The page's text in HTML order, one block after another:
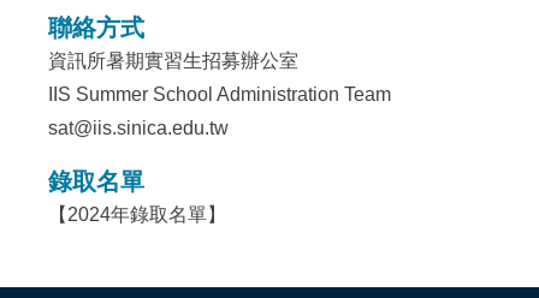
聯絡方式
資訊所暑期實習生招募辦公室
IIS Summer School Administration Team
sat@iis.sinica.edu.tw
錄取名單
【2024年錄取名單】